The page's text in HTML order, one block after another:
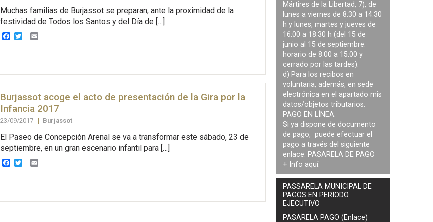
Muchas familias de Burjassot se preparan, ante la proximidad de la
festividad de Todos los Santos y del Día de […]
Facebook
Twitter
Burjassot acoge el acto de presentación de la Gira por la
Infancia 2017
23/09/2017 | Burjassot
El Paseo de Concepción Arenal se va a transformar este sábado, 23 de
septiembre, en un gran escenario infantil para […]
Facebook
Twitter
Mártires de la Libertad, 7), de
lunes a viernes de 8:30 a 14:30
h y lunes, martes y jueves de
16:00 a 18:30 h (del 15 de
junio al 15 de septiembre:
horario de 8:00 a 15:00 y
cerrado por las tardes).
d) Para los recibos en
voluntaria, además, en sede
electrónica en el apartado mis
datos/objetos tributarios.
PAGO EN LÍNEA:
Si ya dispone de documento
de pago, puede efectuar el
pago a través del siguiente
enlace: PASARELA DE PAGO
+ Info aquí.
PASSARELA MUNICIPAL DE
PAGOS EN PERIODO
EJECUTIVO
PASARELA PAGO (Enlace)